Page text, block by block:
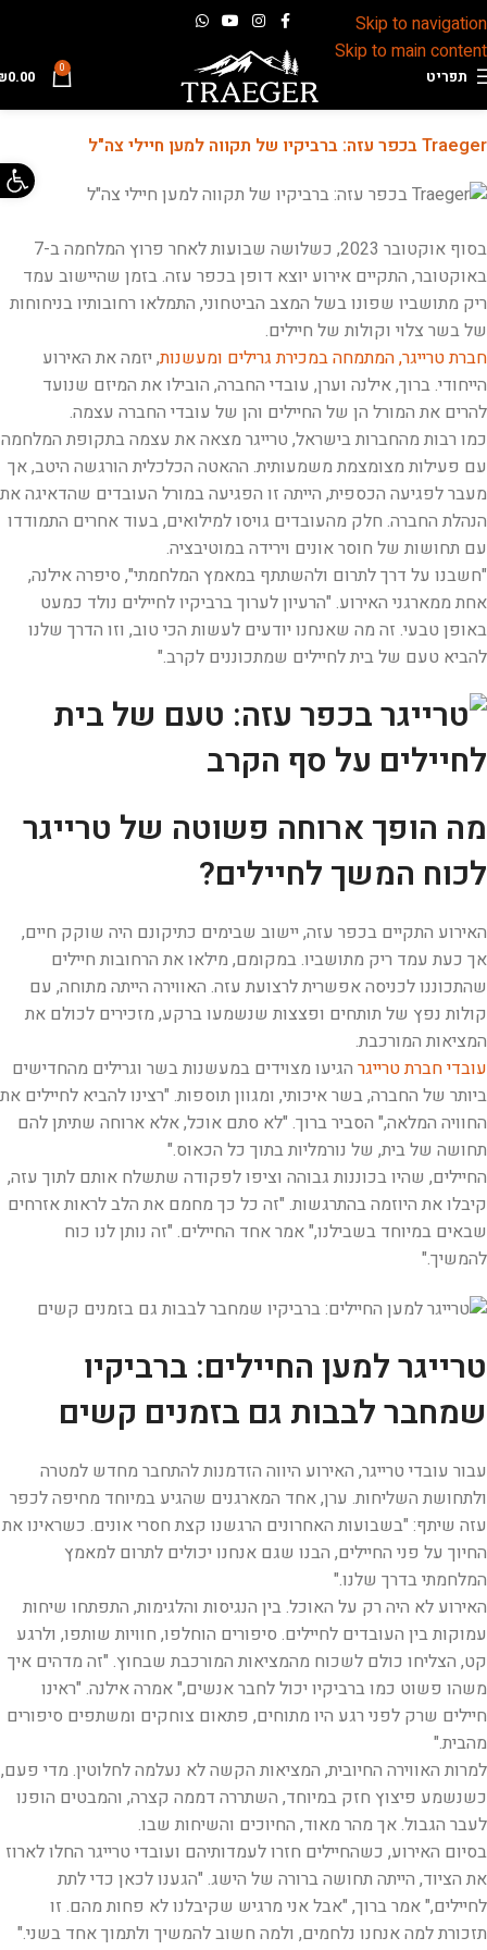
Skip to navigation
Skip to main content
תפריט 0
0.00
Traeger בכפר עזה: ברביקיו של תקווה למען חיילי צה"ל
בסוף אוקטובר 2023, כשלושה שבועות לאחר פרוץ המלחמה ב-7
באוקטובר, התקיים אירוע יוצא דופן בכפר עזה. בזמן שהיישוב עמד
ריק מתושביו שפונו בשל המצב הביטחוני, התמלאו רחובותיו בניחוחות
של בשר צלוי וקולות של חיילים.
חברת טרייגר, המתמחה במכירת גרילים ומעשנות, יזמה את האירוע
הייחודי. ברוך, אילנה וערן, עובדי החברה, הובילו את המיזם שנועד
להרים את המורל הן של החיילים והן של עובדי החברה עצמה.
כמו רבות מהחברות בישראל, טרייגר מצאה את עצמה בתקופת המלחמה
עם פעילות מצומצמת משמעותית. ההאטה הכלכלית הורגשה היטב, אך
מעבר לפגיעה הכספית, הייתה זו הפגיעה במורל העובדים שהדאיגה את
הנהלת החברה. חלק מהעובדים גויסו למילואים, בעוד אחרים התמודדו
עם תחושות של חוסר אונים וירידה במוטיבציה.
"חשבנו על דרך לתרום ולהשתתף במאמץ המלחמתי", סיפרה אילנה,
אחת ממארגני האירוע. "הרעיון לערוך ברביקיו לחיילים נולד כמעט
באופן טבעי. זה מה שאנחנו יודעים לעשות הכי טוב, וזו הדרך שלנו
להביא טעם של בית לחיילים שמתכוננים לקרב."
מה הופך ארוחה פשוטה של טרייגר
לכוח המשך לחיילים?
האירוע התקיים בכפר עזה, יישוב שבימים כתיקונם היה שוקק חיים,
אך כעת עמד ריק מתושביו. במקומם, מילאו את הרחובות חיילים
שהתכוננו לכניסה אפשרית לרצועת עזה. האווירה הייתה מתוחה, עם
קולות נפץ של תותחים ופצצות שנשמעו ברקע, מזכירים לכולם את
המציאות המורכבת.
עובדי חברת טרייגר הגיעו מצוידים במעשנות בשר וגרילים מהחדישים
ביותר של החברה, בשר איכותי, ומגוון תוספות. "רצינו להביא לחיילים את
החוויה המלאה," הסביר ברוך. "לא סתם אוכל, אלא ארוחה שתיתן להם
תחושה של בית, של נורמליות בתוך כל הכאוס."
החיילים, שהיו בכוננות גבוהה וציפו לפקודה שתשלח אותם לתוך עזה,
קיבלו את היוזמה בהתרגשות. "זה כל כך מחמם את הלב לראות אזרחים
שבאים במיוחד בשבילנו," אמר אחד החיילים. "זה נותן לנו כוח
להמשיך."
טרייגר למען החיילים: ברביקיו
שמחבר לבבות גם בזמנים קשים
עבור עובדי טרייגר, האירוע היווה הזדמנות להתחבר מחדש למטרה
ולתחושת השליחות. ערן, אחד המארגנים שהגיע במיוחד מחיפה לכפר
עזה שיתף: "בשבועות האחרונים הרגשנו קצת חסרי אונים. כשראינו את
החיוך על פני החיילים, הבנו שגם אנחנו יכולים לתרום למאמץ
המלחמתי בדרך שלנו."
האירוע לא היה רק על האוכל. בין הנגיסות והלגימות, התפתחו שיחות
עמוקות בין העובדים לחיילים. סיפורים הוחלפו, חוויות שותפו, ולרגע
קט, הצליחו כולם לשכוח מהמציאות המורכבת שבחוץ. "זה מדהים איך
משהו פשוט כמו ברביקיו יכול לחבר אנשים," אמרה אילנה. "ראינו
חיילים שרק לפני רגע היו מתוחים, פתאום צוחקים ומשתפים סיפורים
מהבית."
למרות האווירה החיובית, המציאות הקשה לא נעלמה לחלוטין. מדי פעם,
כשנשמע פיצוץ חזק במיוחד, השתררה דממה קצרה, והמבטים הופנו
לעבר הגבול. אך מהר מאוד, החיוכים והשיחות שבו.
בסיום האירוע, כשהחיילים חזרו לעמדותיהם ועובדי טרייגר החלו לארוז
את הציוד, הייתה תחושה ברורה של הישג. "הגענו לכאן כדי לתת
לחיילים," אמר ברוך, "אבל אני מרגיש שקיבלנו לא פחות מהם. זו
תזכורת למה אנחנו נלחמים, ולמה חשוב להמשיך ולתמוך אחד בשני."